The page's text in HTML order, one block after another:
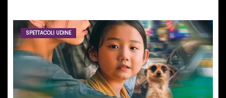
SPETTACOLI UDINE